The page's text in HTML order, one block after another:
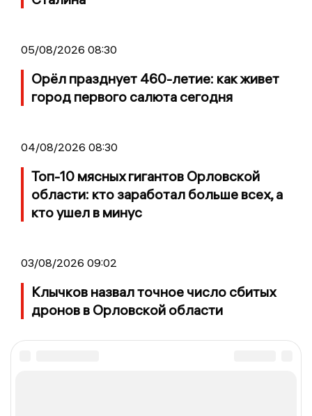
05/08/2026 08:30
Орёл празднует 460-летие: как живет
город первого салюта сегодня
04/08/2026 08:30
Топ-10 мясных гигантов Орловской
области: кто заработал больше всех, а
кто ушел в минус
03/08/2026 09:02
Клычков назвал точное число сбитых
дронов в Орловской области